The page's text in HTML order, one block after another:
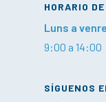
HORARIO
Luns a
9:00 a 14:00
SÍGUENOS